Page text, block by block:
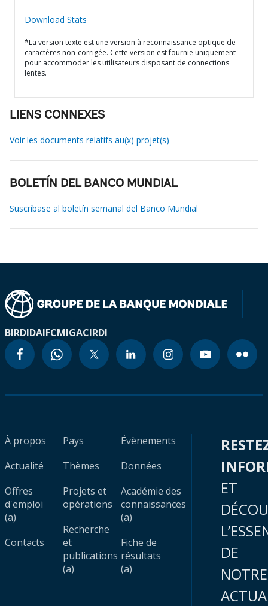
Download Stats
*La version texte est une version à reconnaissance optique de
caractères non-corrigée. Cette version est fournie uniquement
pour accommoder les utilisateurs disposant de connections
lentes.
LIENS CONNEXES
Voir les documents relatifs au(x) projet(s)
BOLETÍN DEL BANCO MUNDIAL
Suscríbase al boletín semanal del Banco Mundial
BIRDIDAIFCMIGACIRDI
À propos
Actualité
Offres
d'emploi
(a)
Contacts
Pays
Thèmes
Projets et
opérations
Recherche
et
publications
(a)
Évènements
Données
Académie des
connaissances
(a)
Fiche de
résultats
(a)
ET
DE
NOTRE